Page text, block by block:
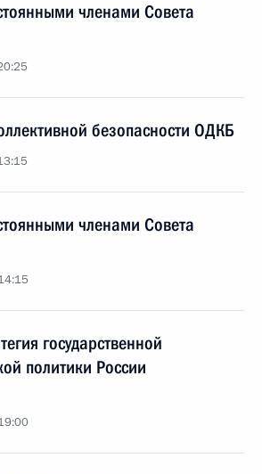
членами Совета
безопасности ОДКБ
членами Совета
государственной
политики России